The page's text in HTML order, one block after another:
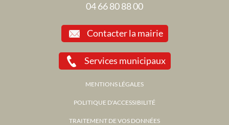
04 66 80 88 00
Contacter la mairie
Services municipaux
MENTIONS LÉGALES
POLITIQUE D'ACCESSIBILITÉ
TRAITEMENT DE VOS DONNÉES